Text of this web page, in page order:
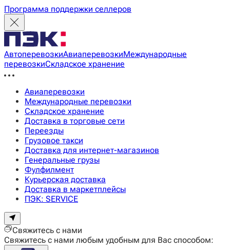
Программа поддержки селлеров
АвтоперевозкиАвиаперевозкиМеждународные
перевозкиСкладское хранение
Авиаперевозки
Международные перевозки
Складское хранение
Доставка в торговые сети
Переезды
Грузовое такси
Доставка для интернет-магазинов
Генеральные грузы
Фулфилмент
Курьерская доставка
Доставка в маркетплейсы
ПЭК: SERVICE
Свяжитесь с нами
Свяжитесь с нами любым удобным для Вас способом: